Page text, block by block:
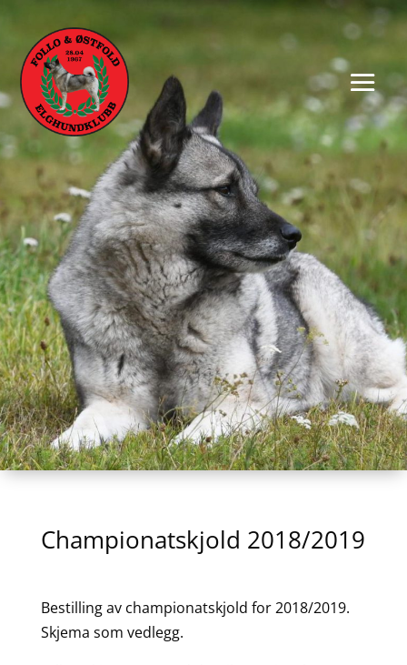
Championatskjold 2018/2019
Bestilling av championatskjold for 2018/2019.
Skjema som vedlegg.